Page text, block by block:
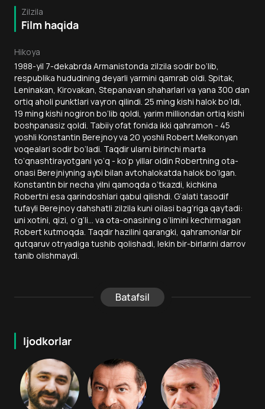
Zilzila
Film haqida
Hikoya
1988-yil 7-dekabrda Armanistonda zilzila sodir bo‘lib,
respublika hududining deyarli yarmini qamrab oldi. Spitak,
Leninakan, Kirovakan, Stepanavan shaharlari va yana 300 dan
ortiq aholi punktlari vayron qilindi. 25 ming kishi halok bo‘ldi,
19 ming kishi nogiron bo‘lib qoldi, yarim milliondan ortiq kishi
boshpanasiz qoldi. Tabiiy ofat fonida ikki qahramon - 45
yoshli Konstantin Berejnoy va 20 yoshli Robert Melkonyan
voqealari sodir bo‘ladi. Taqdir ularni birinchi marta
to‘qnashtirayotgani yo‘q - ko‘p yillar oldin Robertning ota-
onasi Berejniyning aybi bilan avtohalokatda halok bo‘lgan.
Konstantin bir necha yilni qamoqda o‘tkazdi, kichkina
Robertni esa qarindoshlari qabul qilishdi. G‘alati tasodif
tufayli Berejnoy dahshatli zilzila kuni oilasi bag‘riga qaytadi:
uni xotini, qizi, o‘g‘li... va ota-onasining o‘limini kechirmagan
Robert kutmoqda. Taqdir hazilini qarangki, qahramonlar bir
qutqaruv otryadiga tushib qolishadi, lekin bir-birlarini darrov
tanib olishmaydi.
Batafsil
Ijodkorlar